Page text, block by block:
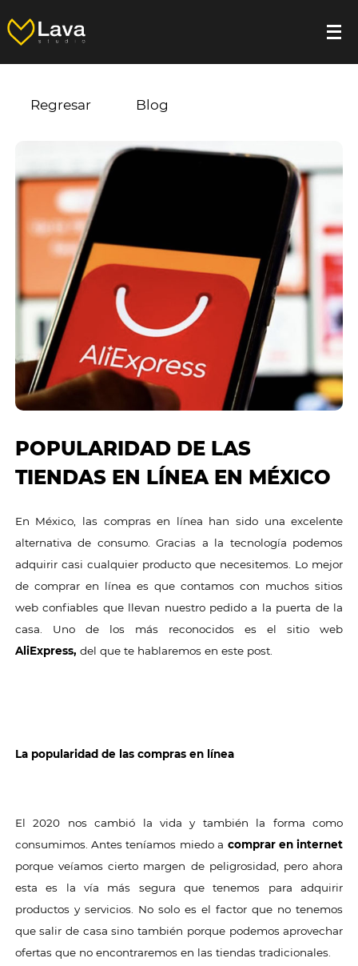
Regresar Blog
POPULARIDAD DE LAS
TIENDAS EN LÍNEA EN MÉXICO
En México, las compras en línea han sido una excelente
alternativa de consumo. Gracias a la tecnología podemos
adquirir casi cualquier producto que necesitemos. Lo mejor
de comprar en línea es que contamos con muchos sitios
web confiables que llevan nuestro pedido a la puerta de la
casa. Uno de los más reconocidos es el sitio web
AliExpress, del que te hablaremos en este post.
La popularidad de las compras en línea
El 2020 nos cambió la vida y también la forma como
consumimos. Antes teníamos miedo a comprar en internet
porque veíamos cierto margen de peligrosidad, pero ahora
esta es la vía más segura que tenemos para adquirir
productos y servicios. No solo es el factor que no tenemos
que salir de casa sino también porque podemos aprovechar
ofertas que no encontraremos en las tiendas tradicionales.